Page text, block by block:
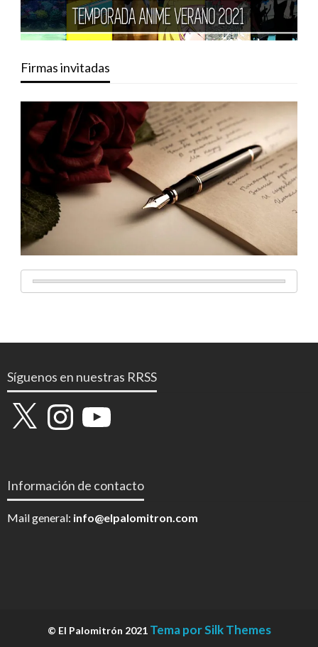
Firmas invitadas
Síguenos en nuestras RRSS
X InstagramYouTube
Información de contacto
Mail general: info@elpalomitron.com
© El Palomitrón 2021 Tema por Silk Themes